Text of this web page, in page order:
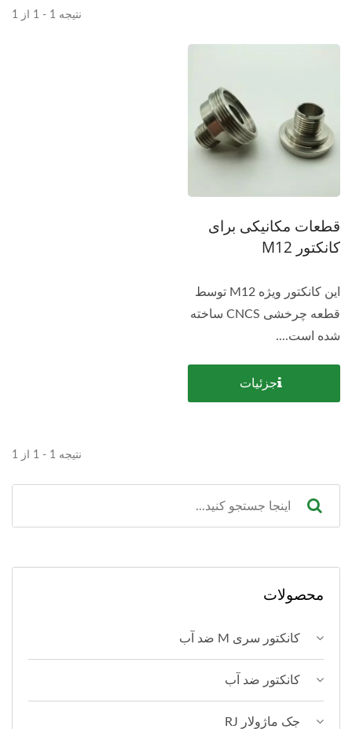
نتیجه 1 - 1 از 1
قطعات مکانیکی برای
کانکتور M12
این کانکتور ویژه M12 توسط
قطعه چرخشی CNCS ساخته
شده است....
جزئیات
نتیجه 1 - 1 از 1
محصولات
کانکتور سری M ضد آب
کانکتور ضد آب
جک ماژولار RJ